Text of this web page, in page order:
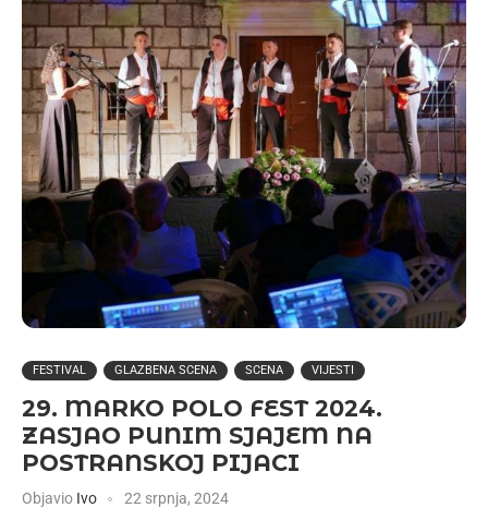
FESTIVAL GLAZBENA SCENA SCENA VIJESTI
29. MARKO POLO FEST 2024.
ZASJAO PUNIM SJAJEM NA
POSTRANSKOJ PIJACI
Objavio Ivo 22 srpnja, 2024